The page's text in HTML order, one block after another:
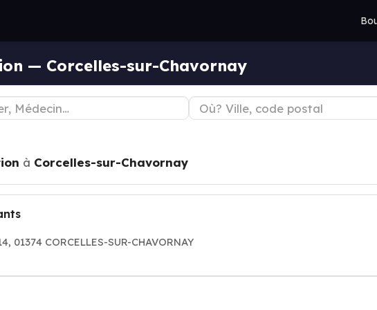
— Corcelles-sur-Chavornay
à Corcelles-sur-Chavornay
01374 CORCELLES-SUR-CHAVORNAY